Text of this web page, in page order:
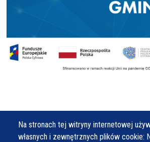
Na stronach tej witryny internetowej
własnych i zewnętrznych plików cookie: